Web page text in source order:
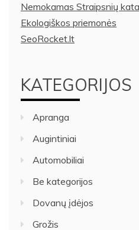
Nemokamas Straipsnių
Ekologiškos priemonės
SeoRocket.lt
KATEGORIJOS
Apranga
Augintiniai
Automobiliai
Be kategorijos
Dovanų įdėjos
Grožis